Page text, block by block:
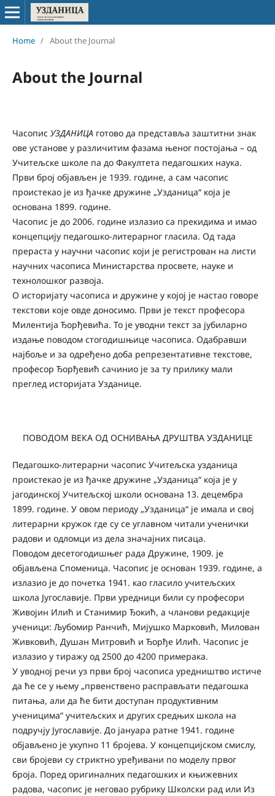
Home / About the Journal
About the Journal
Часопис УЗДАНИЦАготово да представља заштитни знак
ове установе у различитим фазама њеног постојања – од
Учитељске школе па до Факултета педагошких наука.
Први број објављен је 1939. године, а сам часопис
проистекао је из ђачке дружине „Узданица“ која је
основана 1899. године.
Часопис је до 2006. године излазио са прекидима и имао
концепцију педагошко-литерарног гласила. Од тада
прераста у научни часопис који је регистрован на листи
научних часописа Министарства просвете, науке и
технолошког развоја.
О историјату часописа и дружине у којој је настао говоре
текстови које овде доносимо. Први је текст професора
Милентија Ђорђевића. То је уводни текст за јубиларно
издање поводом стогодишњице часописа. Одабравши
најбоље и за одређено доба репрезентативне текстове,
професор Ђорђевић сачинио је за ту прилику мали
преглед историјата Узданице.
ПОВОДОМ ВЕКА ОД ОСНИВАЊА ДРУШТВА УЗДАНИЦЕ
Педагошко-литерарни часопис Учитељска узданица
проистекао је из ђачке дружине „Узданица“ која је у
јагодинској Учитељској школи основана 13. децембра
1899. године. У овом периоду „Узданица“ је имала и свој
литерарни кружок где су се углавном читали ученички
радови и одломци из дела значајних писаца.
Поводом десетогодишњег рада Дружине, 1909. је
објављена Споменица. Часопис је основан 1939. године, а
излазио је до почетка 1941. као гласило учитељских
школа Југославије. Први уредници били су професори
Живојин Илић и Станимир Ђокић, а чланови редакције
ученици: Љубомир Ранчић, Мијушко Марковић, Милован
Живковић, Душан Митровић и Ђорђе Илић. Часопис је
излазио у тиражу од 2500 до 4200 примерака.
У уводној речи уз први број часописа уредништво истиче
да ће се у њему „првенствено расправљати педагошка
питања, али да ће бити доступан продуктивним
ученицима“ учитељских и других средњих школа на
подручју Југославије. До јануара ратне 1941. године
објављено је укупно 11 бројева. У концепцијском смислу,
сви бројеви су стриктно уређивани по моделу првог
броја. Поред оригиналних педагошких и књижевних
радова, часопис је неговао рубрику Школски рад или Из